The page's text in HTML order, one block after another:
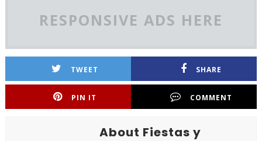
RESPONSIVE ADS HERE
TWEET SHARE
PIN IT COMMENT
About Fiestas y